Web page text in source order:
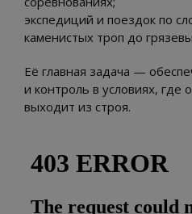
экспедиций и поездок по
каменистых троп до
Её главная задача —
и контроль в условиях, где
выходит из строя.